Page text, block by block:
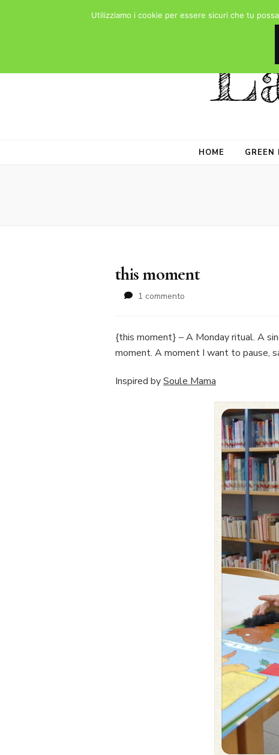
HOME GREEN
this moment
1 commento
{this moment} – A Monday ritual. A
moment. A moment I want to pause,
Inspired bySoule Mama
Utilizziamo i cookie per essere sicuri che tu